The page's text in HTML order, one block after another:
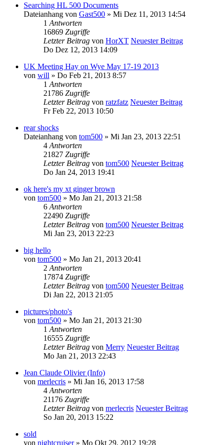
Searching HL 500 Documents
Dateianhang von Gast500 » Mi Dez 11, 2013 14:54
1 Antworten
16869 Zugriffe
Letzter Beitrag von HorXT Neuester Beitrag
Do Dez 12, 2013 14:09
UK Meeting Hay on Wye May 17-19 2013
von will » Do Feb 21, 2013 8:57
1 Antworten
21786 Zugriffe
Letzter Beitrag von ratzfatz Neuester Beitrag
Fr Feb 22, 2013 10:50
rear shocks
Dateianhang von tom500 » Mi Jan 23, 2013 22:51
4 Antworten
21827 Zugriffe
Letzter Beitrag von tom500 Neuester Beitrag
Do Jan 24, 2013 19:41
ok here's my xt ginger brown
von tom500 » Mo Jan 21, 2013 21:58
6 Antworten
22490 Zugriffe
Letzter Beitrag von tom500 Neuester Beitrag
Mi Jan 23, 2013 22:23
big hello
von tom500 » Mo Jan 21, 2013 20:41
2 Antworten
17874 Zugriffe
Letzter Beitrag von tom500 Neuester Beitrag
Di Jan 22, 2013 21:05
pictures/photo's
von tom500 » Mo Jan 21, 2013 21:30
1 Antworten
16555 Zugriffe
Letzter Beitrag von Merry Neuester Beitrag
Mo Jan 21, 2013 22:43
Jean Claude Olivier (Info)
von merlecris » Mi Jan 16, 2013 17:58
4 Antworten
21176 Zugriffe
Letzter Beitrag von merlecris Neuester Beitrag
So Jan 20, 2013 15:22
sold
von nightcruiser» Mo Okt 29, 2012 19:28